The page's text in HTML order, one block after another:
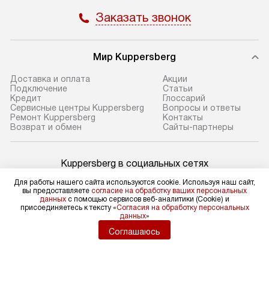
Заказать звонок
Мир Kuppersberg
Доставка и оплата
Подключение
Кредит
Сервисные центры Kuppersberg
Ремонт Kuppersberg
Возврат и обмен
Акции
Cтатьи
Глоссарий
Вопросы и ответы
Контакты
Сайты-партнеры
Kuppersberg в социальных сетях
Для физических лиц
shop@kuppers-russia.ru
Для юридических лиц
Для работы нашего сайта используются cookie. Используя наш сайт,
вы предоставляете согласие на обработку ваших персональных
данных с помощью сервисов веб-аналитики (Cookie) и
присоединяетесь к тексту «Согласия на обработку персональных
данных»
Соглашаюсь